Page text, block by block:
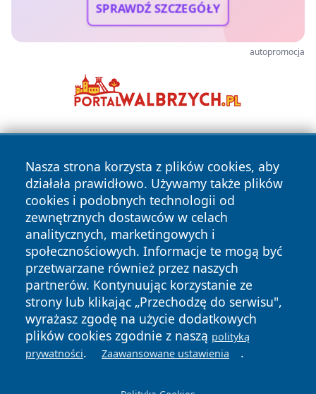
SPRAWDŹ SZCZEGÓŁY
autopromocja
Nasza strona korzysta z plików cookies, aby
działała prawidłowo. Używamy także plików
cookies i podobnych technologii od
zewnętrznych dostawców w celach
analitycznych, marketingowych i
społecznościowych. Informacje te mogą być
przetwarzane również przez naszych
partnerów. Kontynuując korzystanie ze
strony lub klikając „Przechodzę do serwisu",
wyrażasz zgodę na użycie dodatkowych
plików cookies zgodnie z naszą polityką
prywatności. Zaawansowane ustawienia .
Copyright © 2026 olkuszonline.pl Wszystkie prawa
zastrzeżone.
News Autorzy
Polityka
Prywatności
Polityka
Cookies